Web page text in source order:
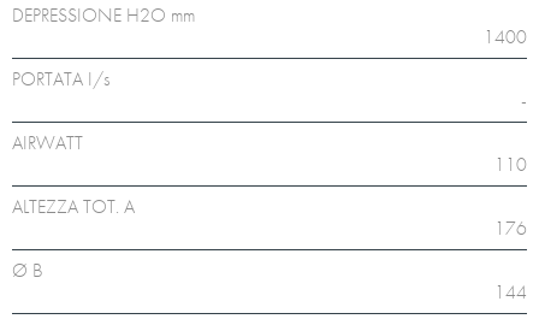
DEPRESSIONE H2O mm
1400
PORTATA I/s
-
AIRWATT
110
ALTEZZA TOT. A
176
Ø B
144